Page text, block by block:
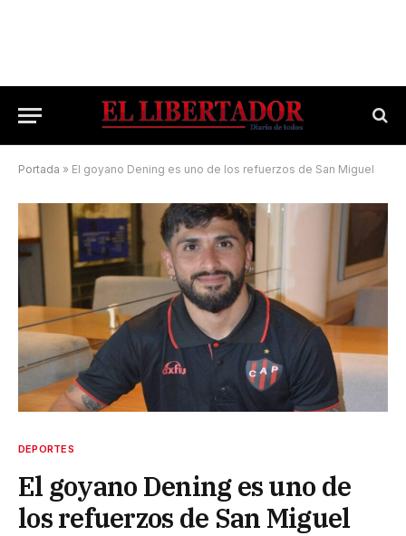
Portada » El goyano Dening es uno de los refuerzos de San Miguel
DEPORTES
El goyano Dening es uno de
los refuerzos de San Miguel